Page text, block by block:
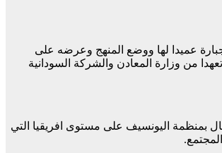
عميدا لها ووضع المنهج وعرضه على
من وزارة المعادن والشركة السودانية
بمنظمة اليونسيف على مستوى افريقيا التي